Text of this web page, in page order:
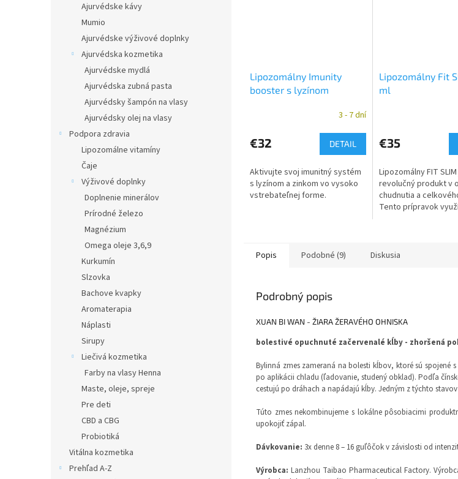
Ajurvédske kávy
Mumio
Ajurvédske výživové doplnky
Ajurvédska kozmetika
Ajurvédske mydlá
Ajurvédska zubná pasta
Ajurvédsky šampón na vlasy
Ajurvédsky olej na vlasy
Podpora zdravia
Lipozomálne vitamíny
Čaje
Výživové doplnky
Doplnenie minerálov
Prírodné železo
Magnézium
Omega oleje 3,6,9
Kurkumín
Slzovka
Bachove kvapky
Aromaterapia
Náplasti
Sirupy
Liečivá kozmetika
Farby na vlasy Henna
Maste, oleje, spreje
Pre deti
CBD a CBG
Probiotiká
Vitálna kozmetika
Prehľad A-Z
Lipozomálny Imunity
booster s lyzínom
3 - 7 dní
€32 DETAIL
Aktivujte svoj imunitný systém
s lyzínom a zinkom vo vysoko
vstrebateľnej forme.
Lipozomálny Fit
ml
€35
Lipozomálny FIT
revolučný produkt v
chudnutia a
Tento prípravok
Popis Podobné (9) Diskusia
Podrobný popis
XUAN BI WAN - ŽIARA ŽERAVÉHO OHNISKA
bolestivé opuchnuté začervenalé kĺby - zhoršená
Bylinná zmes zameraná na bolesti kĺbov, ktoré sú spojené
po aplikácii chladu (ľadovanie, studený obklad). Podľa
cestujú po dráhach a napádajú kĺby. Jedným z týchto
Túto zmes nekombinujeme s lokálne pôsobiacimi
upokojiť zápal.
Dávkovanie: 3x denne 8 – 16 guľôčok v závislosti od
Výrobca: Lanzhou Taibao Pharmaceutical Factory.